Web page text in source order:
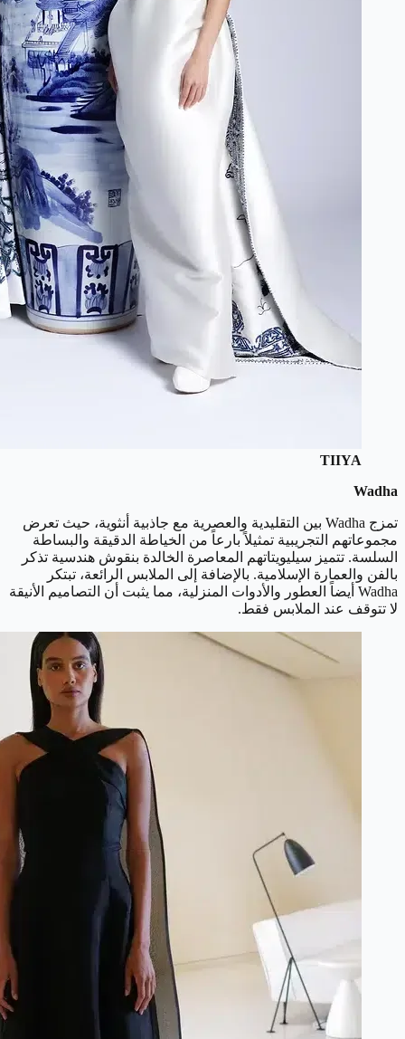
TIIYA
Wadha
تمزج Wadha بين التقليدية والعصرية مع جاذبية أنثوية، حيث تعرض
مجموعاتهم التجريبية تمثيلاً بارعاً من الخياطة الدقيقة والبساطة
السلسة. تتميز سيليويتاتهم المعاصرة الخالدة بنقوش هندسية تذكر
بالفن والعمارة الإسلامية. بالإضافة إلى الملابس الرائعة، تبتكر
Wadha أيضاً العطور والأدوات المنزلية، مما يثبت أن التصاميم الأنيقة
لا تتوقف عند الملابس فقط.